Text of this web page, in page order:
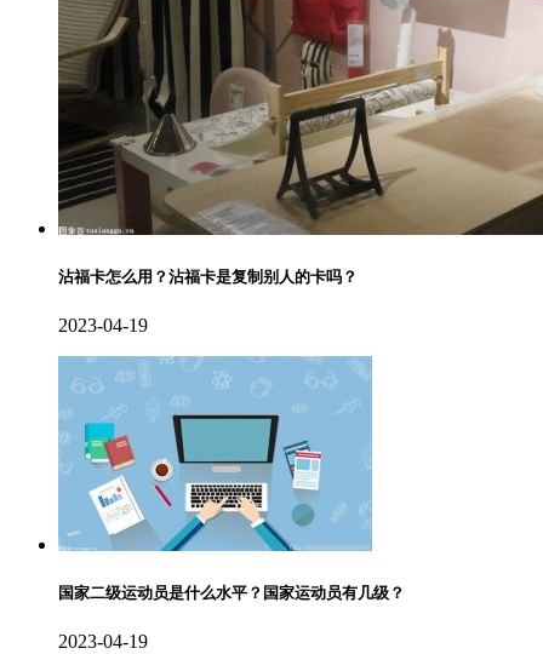
沾福卡怎么用？沾福卡是复制别人的卡吗？
2023-04-19
国家二级运动员是什么水平？国家运动员有几级？
2023-04-19